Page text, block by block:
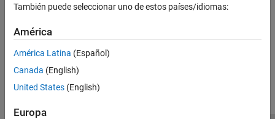
También puede seleccionar uno de estos países/idiomas:
América
América Latina (Español)
Canada (English)
United States (English)
Europa